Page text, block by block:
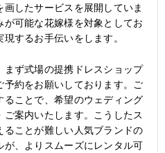
したサービスを展開していま
可能な花嫁様を対象としてお
するお手伝いをします。
まず式場の提携ドレスショップ
予約をお願いしております。ご
ことで、希望のウェディング
ご案内いたします。こうしたス
ることが難しい人気ブランドの
が、よりスムーズにレンタル可